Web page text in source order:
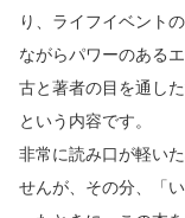
り、ライフイベント
ながらパワーのある
古と著者の目を通し
という内容です。
非常に読み口が軽い
せんが、その分、「